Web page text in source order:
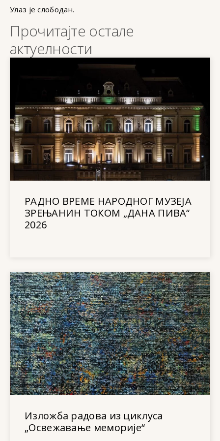
Улаз је слободан.
Прочитајте остале
актуелности
РАДНО ВРЕМЕ НАРОДНОГ МУЗЕЈА
ЗРЕЊАНИН ТОКОМ „ДАНА ПИВА“
2026
Изложба радова из циклуса
„Освежавање меморије“